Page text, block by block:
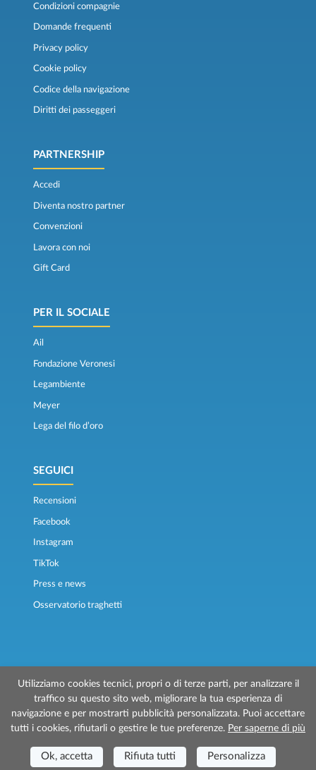
Condizioni compagnie
Domande frequenti
Privacy policy
Cookie policy
Codice della navigazione
Diritti dei passeggeri
PARTNERSHIP
Accedi
Diventa nostro partner
Convenzioni
Lavora con noi
Gift Card
PER IL SOCIALE
Ail
Fondazione Veronesi
Legambiente
Meyer
Lega del filo d’oro
SEGUICI
Recensioni
Facebook
Instagram
TikTok
Press e news
Osservatorio traghetti
© 2026 Traghettilines è gestito da Prenotazioni24 s.r.l.
Sede Legale: Via Bonistallo, 50/B - 50053 Empoli (FI)
Sede Operativa: Via Casa del Duca, 1 - 57037 Portoferraio (LI)
Aut.Amm.Prov. LI n 1819 del 16/01/06 - Fondo Garanzia Viaggi ASSIMUTUA
Fideiussione N° 026004
Utilizziamo cookies tecnici, propri o di terze parti, per analizzare il
traffico su questo sito web, migliorare la tua esperienza di
navigazione e per mostrarti pubblicità personalizzata. Puoi accettare
tutti i cookies, rifiutarli o gestire le tue preferenze. Per saperne di più
Ok, accetta Rifiuta tutti Personalizza